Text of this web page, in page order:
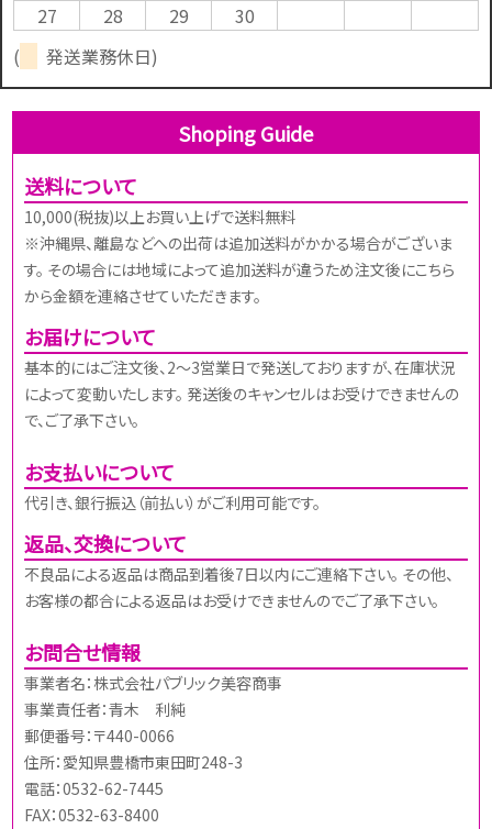
27
28 29
30
(
発送業務休日)
Shoping Guide
送料について
10,000(税抜)以上お買い上げで送料無料
※沖縄県、離島などへの出荷は追加送料がかかる場合がございま
す。 その場合には地域によって追加送料が違うため注文後にこちら
から金額を連絡させていただきます。
お届けについて
基本的にはご注文後、2～3営業日で発送しておりますが、在庫状況
によって変動いたします。 発送後のキャンセルはお受けできませんの
で、ご了承下さい。
お支払いについて
代引き、銀行振込（前払い）がご利用可能です。
返品、交換について
不良品による返品は商品到着後7日以内にご連絡下さい。 その他、
お客様の都合による返品はお受けできませんのでご了承下さい。
お問合せ情報
事業者名：株式会社パブリック美容商事
事業責任者：青木 利純
郵便番号：〒440-0066
住所：愛知県豊橋市東田町248-3
電話：0532-62-7445
FAX：0532-63-8400